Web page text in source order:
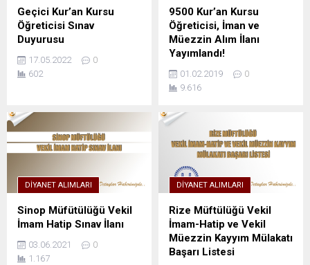
Geçici Kur’an Kursu
Öğreticisi Sınav
Duyurusu
17.05.2022
0
602
9500 Kur’an Kursu
Öğreticisi, İman ve
Müezzin Alım İlanı
Yayımlandı!
01.02.2019
0
9.616
DIYANET ALIMLARI
Sinop Müfütülüğü Vekil
İmam Hatip Sınav İlanı
03.06.2021
0
1.167
DIYANET ALIMLARI
Rize Müftülüğü Vekil
İmam-Hatip ve Vekil
Müezzin Kayyım Mülakatı
Başarı Listesi